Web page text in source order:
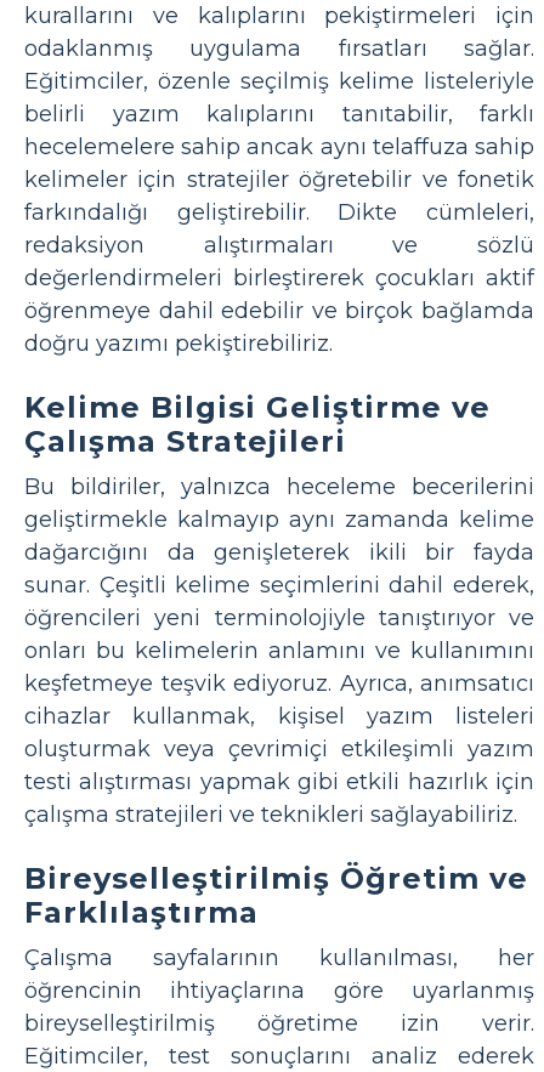
kurallarını ve kalıplarını pekiştirmeleri için
odaklanmış uygulama fırsatları sağlar.
Eğitimciler, özenle seçilmiş kelime listeleriyle
belirli yazım kalıplarını tanıtabilir, farklı
hecelemelere sahip ancak aynı telaffuza sahip
kelimeler için stratejiler öğretebilir ve fonetik
farkındalığı geliştirebilir. Dikte cümleleri,
redaksiyon alıştırmaları ve sözlü
değerlendirmeleri birleştirerek çocukları aktif
öğrenmeye dahil edebilir ve birçok bağlamda
doğru yazımı pekiştirebiliriz.
Kelime Bilgisi Geliştirme ve
Çalışma Stratejileri
Bu bildiriler, yalnızca heceleme becerilerini
geliştirmekle kalmayıp aynı zamanda kelime
dağarcığını da genişleterek ikili bir fayda
sunar. Çeşitli kelime seçimlerini dahil ederek,
öğrencileri yeni terminolojiyle tanıştırıyor ve
onları bu kelimelerin anlamını ve kullanımını
keşfetmeye teşvik ediyoruz. Ayrıca, anımsatıcı
cihazlar kullanmak, kişisel yazım listeleri
oluşturmak veya çevrimiçi etkileşimli yazım
testi alıştırması yapmak gibi etkili hazırlık için
çalışma stratejileri ve teknikleri sağlayabiliriz.
Bireyselleştirilmiş Öğretim ve
Farklılaştırma
Çalışma sayfalarının kullanılması, her
öğrencinin ihtiyaçlarına göre uyarlanmış
bireyselleştirilmiş öğretime izin verir.
Eğitimciler, test sonuçlarını analiz ederek